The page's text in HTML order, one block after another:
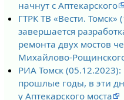
начнут с Аптекарского
ГТРК ТВ «Вести. Томск»
завершается
ремонта двух мостов
Михайлово-
РИА Томск
прошлые годы, в эти
у Аптекарского моста